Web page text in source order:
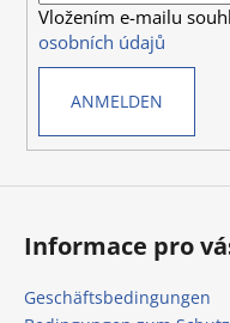
Vložením e-mailu
osobních údajů
ANMELDEN
Informace pro
Geschäftsbedingungen